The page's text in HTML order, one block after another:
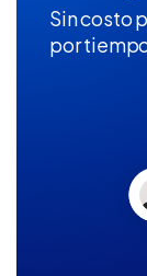
Sin costo
por